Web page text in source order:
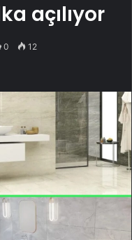
açılıyor
0 12